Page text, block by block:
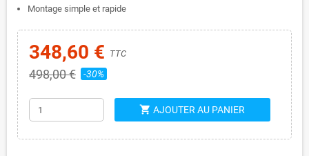
Montage simple et rapide
348,60 € TTC
498,00 € -30%
shopping_cart AJOUTER AU PANIER